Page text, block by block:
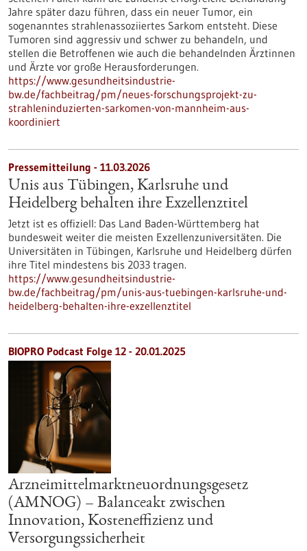
Jahre später dazu führen, dass ein neuer Tumor, ein
sogenanntes strahlenassoziiertes Sarkom entsteht. Diese
Tumoren sind aggressiv und schwer zu behandeln, und
stellen die Betroffenen wie auch die behandelnden Ärztinnen
und Ärzte vor große Herausforderungen.
https://www.gesundheitsindustrie-
bw.de/fachbeitrag/pm/neues-forschungsprojekt-zu-
strahleninduzierten-sarkomen-von-mannheim-aus-
koordiniert
Pressemitteilung - 11.03.2026
Unis aus Tübingen, Karlsruhe und
Heidelberg behalten ihre Exzellenztitel
Jetzt ist es offiziell: Das Land Baden-Württemberg hat
bundesweit weiter die meisten Exzellenzuniversitäten. Die
Universitäten in Tübingen, Karlsruhe und Heidelberg dürfen
ihre Titel mindestens bis 2033 tragen.
https://www.gesundheitsindustrie-
bw.de/fachbeitrag/pm/unis-aus-tuebingen-karlsruhe-und-
heidelberg-behalten-ihre-exzellenztitel
BIOPRO Podcast Folge 12 - 20.01.2025
Arzneimittelmarktneuordnungsgesetz
(AMNOG) – Balanceakt zwischen
Innovation, Kosteneffizienz und
Versorgungssicherheit